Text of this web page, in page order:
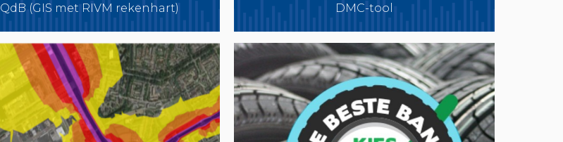
QdB (GIS met RIVM rekenhart) DMC-tool